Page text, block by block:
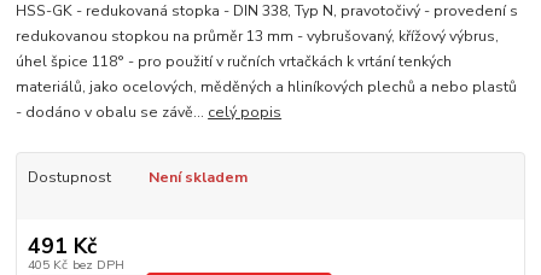
HSS-GK - redukovaná stopka - DIN 338, Typ N, pravotočivý - provedení s
redukovanou stopkou na průměr 13 mm - vybrušovaný, křížový výbrus,
úhel špice 118° - pro použití v ručních vrtačkách k vrtání tenkých
materiálů, jako ocelových, měděných a hliníkových plechů a nebo plastů
- dodáno v obalu se závě... celý popis
Dostupnost Není skladem
491 Kč
405 Kč bez DPH